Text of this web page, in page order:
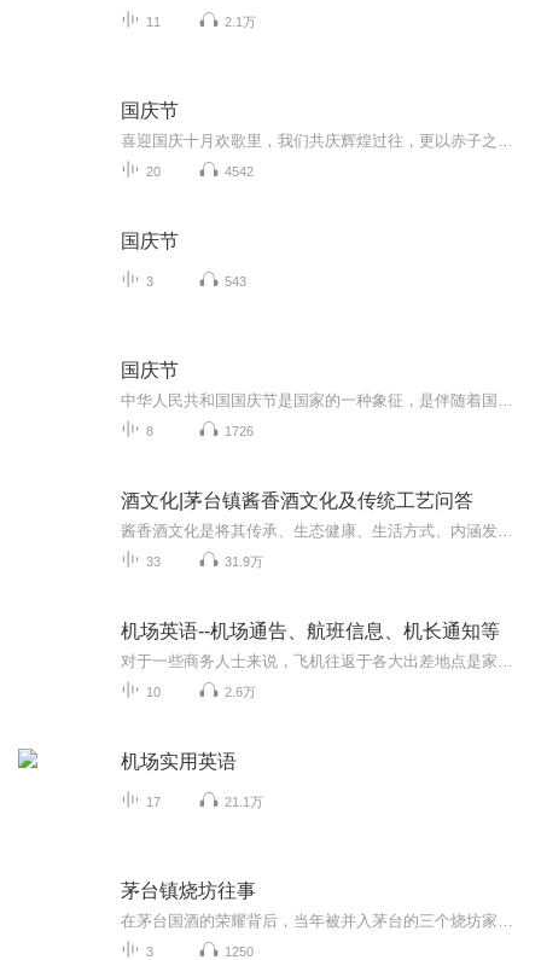
11 2.1万
国庆节
20 4542
国庆节
3 543
国庆节
8 1726
酒文化|茅台镇酱香酒文化及传统工艺问答
33 31.9万
机场英语--机场通告、航班信息、机长通知等
10 2.6万
机场实用英语
17 21.1万
茅台镇烧坊往事
3 1250